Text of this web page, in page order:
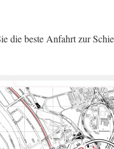
die beste Anfahrt zur